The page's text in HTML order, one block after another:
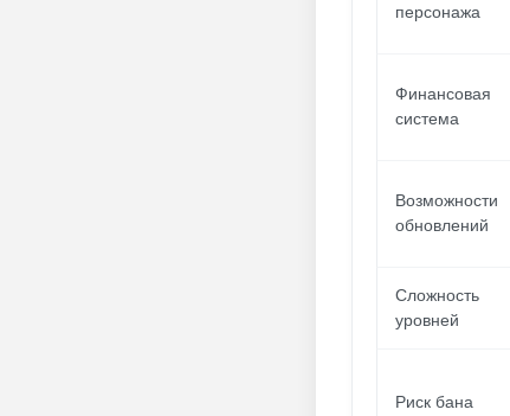
персонажа
Финансовая
система
Возможности
обновлений
Сложность
уровней
Риск бана